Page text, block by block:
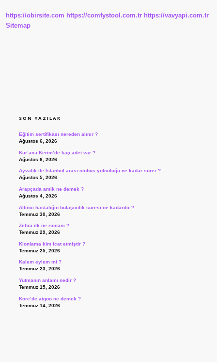
https://obirsite.com https://comfystool.com.tr https://vavyapi.com.tr
Sitemap
SON YAZILAR
Eğitim sertifikası nereden alınır ?
Ağustos 6, 2026
Kur’an-ı Kerim’de kaç adet var ?
Ağustos 6, 2026
Ayvalık ile İstanbul arası otobüs yolculuğu ne kadar sürer ?
Ağustos 5, 2026
Arapçada amik ne demek ?
Ağustos 4, 2026
Altıncı hastalığın bulaşıcılık süresi ne kadardır ?
Temmuz 30, 2026
Zehra ilk ne romanı ?
Temmuz 29, 2026
Klonlama kim icat etmiştir ?
Temmuz 25, 2026
Kalem eylem mi ?
Temmuz 23, 2026
Yutmanın anlamı nedir ?
Temmuz 15, 2026
Kore’de aigoo ne demek ?
Temmuz 14, 2026